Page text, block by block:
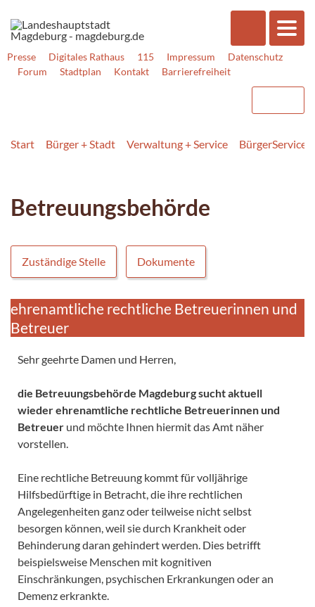
Presse Digitales Rathaus 115 Impressum
Datenschutz
Forum
Stadtplan Kontakt Barrierefreiheit
Start Bürger + Stadt Verwaltung + Service BürgerService
Betreuungsbehörde
Zuständige Stelle Dokumente
ehrenamtliche rechtliche Betreuerinnen und
Betreuer
Sehr geehrte Damen und Herren,
die Betreuungsbehörde Magdeburg sucht aktuell
wieder ehrenamtliche rechtliche Betreuerinnen und
Betreuer und möchte Ihnen hiermit das Amt näher
vorstellen.
Eine rechtliche Betreuung kommt für volljährige
Hilfsbedürftige in Betracht, die ihre rechtlichen
Angelegenheiten ganz oder teilweise nicht selbst
besorgen können, weil sie durch Krankheit oder
Behinderung daran gehindert werden. Dies betrifft
beispielsweise Menschen mit kognitiven
Einschränkungen, psychischen Erkrankungen oder an
Demenz erkrankte.